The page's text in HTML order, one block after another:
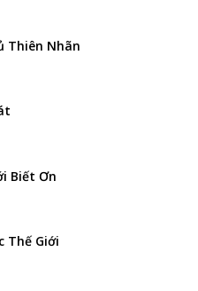
Thiên Nhãn
Biết Ơn
Thế Giới